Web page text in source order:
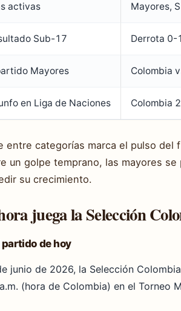
activas Mayores,
Sub-17 Derrota 0-
Mayores Colombia
en Liga de Naciones Colombia
entre categorías marca el pulso
un golpe temprano, las mayores
su crecimiento.
juega la Selección
de hoy
junio de 2026, la Selección
(hora de Colombia) en el Torneo